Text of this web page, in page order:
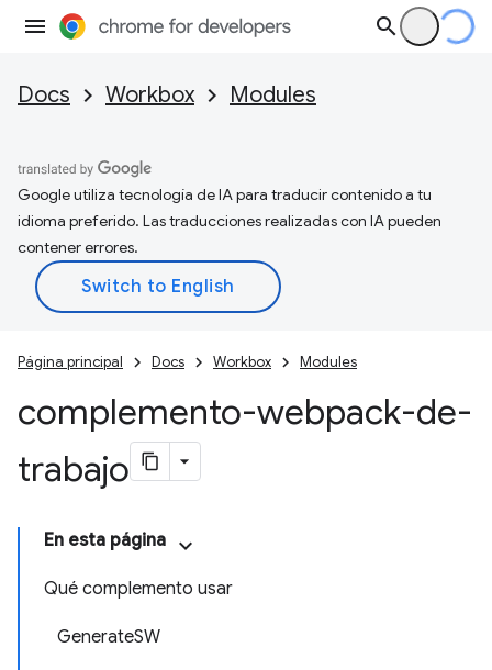
Docs Workbox Modules
Google utiliza tecnología de IA para traducir contenido a tu
idioma preferido. Las traducciones realizadas con IA pueden
contener errores.
Página principal Docs Workbox Modules
complemento-webpack-de-
trabajo
En esta página
Qué complemento usar
GenerateSW